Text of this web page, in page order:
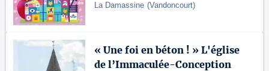
La Damassine (Vandoncourt)
« Une foi en béton ! » L'église
de l’Immaculée-Conception